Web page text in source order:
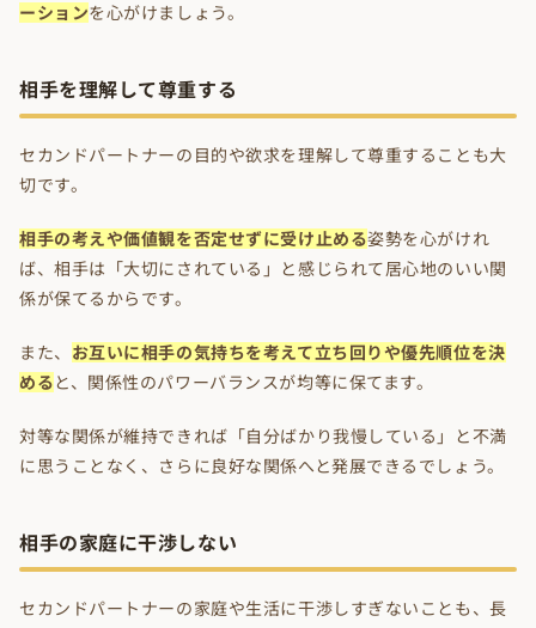
ーションを心がけましょう。
相手を理解して尊重する
セカンドパートナーの目的や欲求を理解して尊重することも大
切です。
相手の考えや価値観を否定せずに受け止める姿勢を心がけれ
ば、相手は「大切にされている」と感じられて居心地のいい関
係が保てるからです。
また、 お互いに相手の気持ちを考えて立ち回りや優先順位を決
めると、関係性のパワーバランスが均等に保てます。
対等な関係が維持できれば「自分ばかり我慢している」と不満
に思うことなく、さらに良好な関係へと発展できるでしょう。
相手の家庭に干渉しない
セカンドパートナーの家庭や生活に干渉しすぎないことも、長